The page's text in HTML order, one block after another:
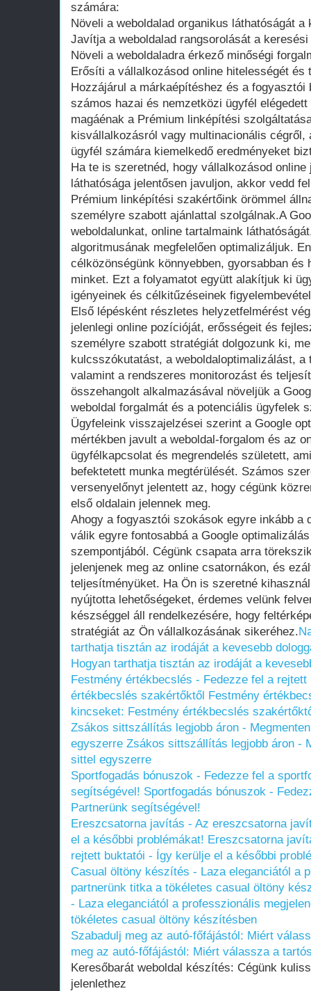
számára:
Növeli a weboldalad organikus láthatóságát a
Javítja a weboldalad rangsorolását a
Növeli a weboldaladra érkező minőségi
Erősíti a vállalkozásod online hitelességét és
Hozzájárul a márkaépítéshez és a fogyasztói
számos hazai és nemzetközi ügyfél
magáénak a Prémium linképítési
kisvállalkozásról vagy multinacionális cégről,
ügyfél számára kiemelkedő eredményeket
Ha te is szeretnéd, hogy vállalkozásod
láthatósága jelentősen javuljon, akkor vedd
Prémium linképítési szakértőink örömmel
személyre szabott ajánlattal szolgálnak.A
weboldalunkat, online tartalmaink
algoritmusának megfelelően optimalizáljuk.
célközönségünk könnyebben, gyorsabban és
minket. Ezt a folyamatot együtt alakítjuk ki
igényeinek és célkitűzéseinek
Első lépésként részletes helyzetfelmérést
jelenlegi online pozícióját, erősségeit és
személyre szabott stratégiát dolgozunk ki,
kulcsszókutatást, a weboldaloptimalizálást,
valamint a rendszeres monitorozást és
összehangolt alkalmazásával növeljük a
weboldal forgalmát és a potenciális ügyfelek
Ügyfeleink visszajelzései szerint a Google
mértékben javult a weboldal-forgalom és az
ügyfélkapcsolat és megrendelés született,
befektetett munka megtérülését. Számos
versenyelőnyt jelentett az, hogy cégünk
első oldalain jelennek meg.
Ahogy a fogyasztói szokások egyre inkább a
válik egyre fontosabbá a Google
szempontjából. Cégünk csapata arra
jelenjenek meg az online csatornákon, és
teljesítményüket. Ha Ön is szeretné
nyújtotta lehetőségeket, érdemes velünk
készséggel áll rendelkezésére, hogy
stratégiát az Ön vállalkozásának sikeréhez.
tarthatja tisztán az irodáját a kevesebb
Hogyan tarthatja tisztán az irodáját a
Festmény értékbecslés - Fedezze fel a
értékbecslés szakértőktől Festmény
kincseket: Festmény értékbecslés
Zsákos sittszállítás legjobb áron -
egyszerre Zsákos sittszállítás legjobb áron -
sittel egyszerre
Sportfogadás bónuszok - Fedezze fel a
segítségével! Sportfogadás bónuszok -
Partnerünk segítségével!
Ereszcsatorna javítás - Az ereszcsatorna
el a későbbi problémákat! Ereszcsatorna
rejtett buktatói - Így kerülje el a későbbi
Casual öltöny készítés - Laza eleganciától a
partnerünk titka a tökéletes casual öltöny
- Laza eleganciától a professzionális
tökéletes casual öltöny készítésben
Szabadulj meg az autó-főfájástól: Miért
meg az autó-főfájástól: Miért válassza a
Keresőbarát weboldal készítés: Cégünk
jelenlethez